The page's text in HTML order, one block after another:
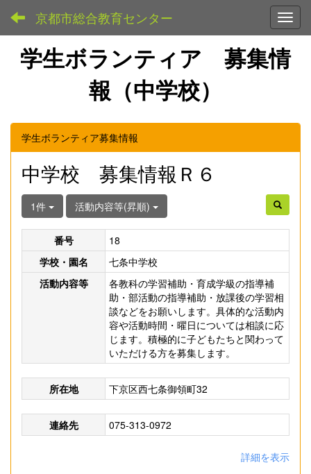
京都市総合教育センター
学生ボランティア 募集情
報（中学校）
学生ボランティア募集情報
中学校 募集情報Ｒ６
1件 活動内容等(昇順)
番号
18
学校・園名
七条中学校
活動内容等
各教科の学習補助・育成学級の指導補
助・部活動の指導補助・放課後の学習相
談などをお願いします。具体的な活動内
容や活動時間・曜日については相談に応
じます。積極的に子どもたちと関わって
いただける方を募集します。
所在地 下京区西七条御領町32
連絡先 075-313-0972
詳細を表示